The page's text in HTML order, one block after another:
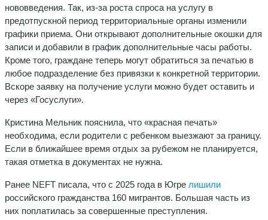
нововведения. Так, из-за роста спроса на услугу в
предотпускной период территориальные органы изменили
графики приема. Они открывают дополнительные окошки для
записи и добавили в график дополнительные часы работы.
Кроме того, граждане теперь могут обратиться за печатью в
любое подразделение без привязки к конкретной территории.
Вскоре заявку на получение услуги можно будет оставить и
через «Госуслуги».
Кристина Мельник пояснила, что «красная печать»
необходима, если родители с ребенком выезжают за границу.
Если в ближайшее время отдых за рубежом не планируется,
такая отметка в документах не нужна.
Ранее NEFT писала, что с 2025 года в Югре лишили
российского гражданства 160 мигрантов. Большая часть из
них поплатилась за совершенные преступления.